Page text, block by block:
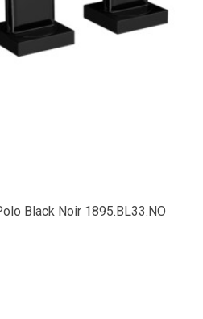
Black Noir 1895.BL33.NO